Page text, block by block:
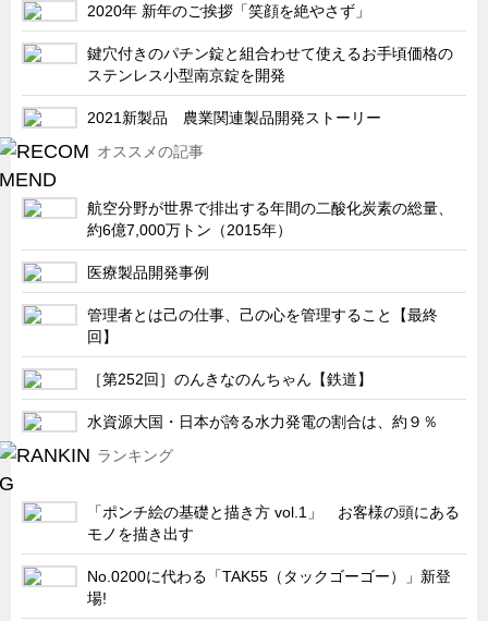
2020年 新年のご挨拶「笑顔を絶やさず」
鍵穴付きのパチン錠と組合わせて使えるお手頃価格の
ステンレス小型南京錠を開発
2021新製品 農業関連製品開発ストーリー
オススメの記事
航空分野が世界で排出する年間の二酸化炭素の総量、
約6億7,000万トン（2015年）
医療製品開発事例
管理者とは己の仕事、己の心を管理すること【最終
回】
［第252回］のんきなのんちゃん【鉄道】
水資源大国・日本が誇る水力発電の割合は、約９％
ランキング
「ポンチ絵の基礎と描き方 vol.1」 お客様の頭にある
モノを描き出す
No.0200に代わる「TAK55（タックゴーゴー）」新登
場!